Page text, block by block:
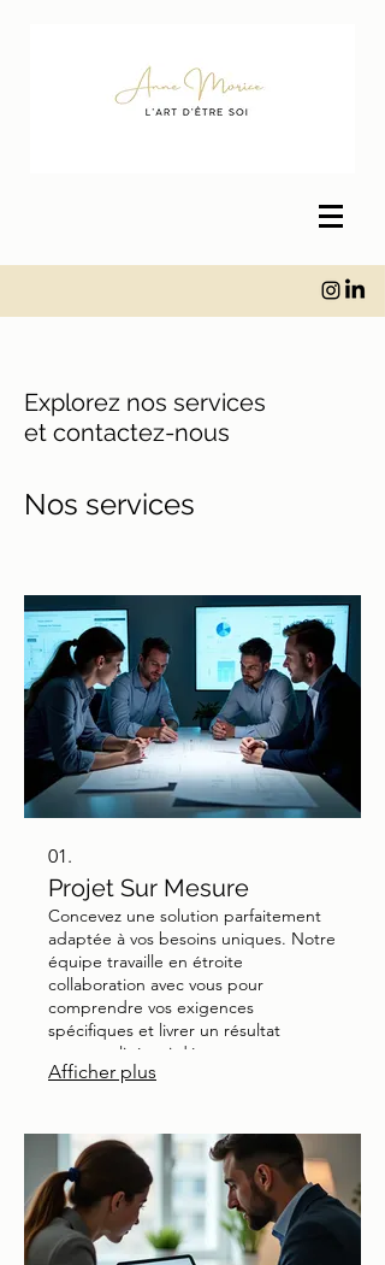
Explorez nos services
et contactez-nous
Nos services
01.
Projet Sur Mesure
Concevez une solution parfaitement
adaptée à vos besoins uniques. Notre
équipe travaille en étroite
collaboration avec vous pour
comprendre vos exigences
spécifiques et livrer un résultat
personnalisé qui dépasse vos
attentes.
Afficher plus